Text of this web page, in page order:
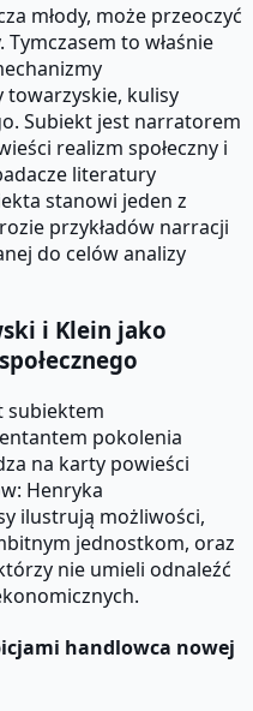
młody, może przeoczyć
to właśnie
towarzyskie, kulisy
Subiekt jest narratorem
realizm społeczny i
literatury
stanowi jeden z
przykładów narracji
do celów analizy
i Klein jako
subiektem
pokolenia
na karty powieści
Henryka
ilustrują możliwości,
jednostkom, oraz
nie umieli odnaleźć
handlowca nowej